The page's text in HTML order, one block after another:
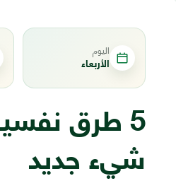
اليوم
الأربعاء
5 طرق
شيء جديد